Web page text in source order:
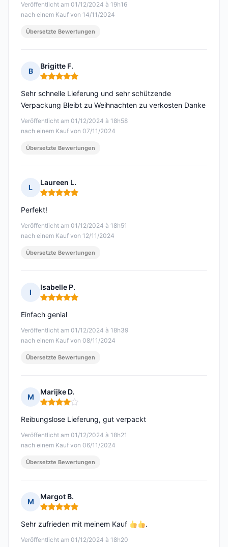
Veröffentlicht am 01/12/2024 à 19h16
nach einem Kauf von 14/11/2024
Übersetzte Bewertungen
B
Brigitte F.
Hinweis: 5 von 5
Veröffentlicht am 01/12/2024 à 18h58
nach einem Kauf von 07/11/2024
Sehr schnelle Lieferung und sehr schützende
Verpackung Bleibt zu Weihnachten zu verkosten Danke
Übersetzte Bewertungen
L
Laureen L.
Hinweis: 5 von 5
Veröffentlicht am 01/12/2024 à 18h51
nach einem Kauf von 12/11/2024
Perfekt!
Übersetzte Bewertungen
I
Isabelle P.
Hinweis: 5 von 5
Veröffentlicht am 01/12/2024 à 18h39
nach einem Kauf von 08/11/2024
Einfach genial
Übersetzte Bewertungen
M
Marijke D.
Hinweis: 4 von 5
Veröffentlicht am 01/12/2024 à 18h21
nach einem Kauf von 06/11/2024
Reibungslose Lieferung, gut verpackt
Übersetzte Bewertungen
M
Margot B.
Hinweis: 5 von 5
Veröffentlicht am 01/12/2024 à 18h20
Sehr zufrieden mit meinem Kauf .